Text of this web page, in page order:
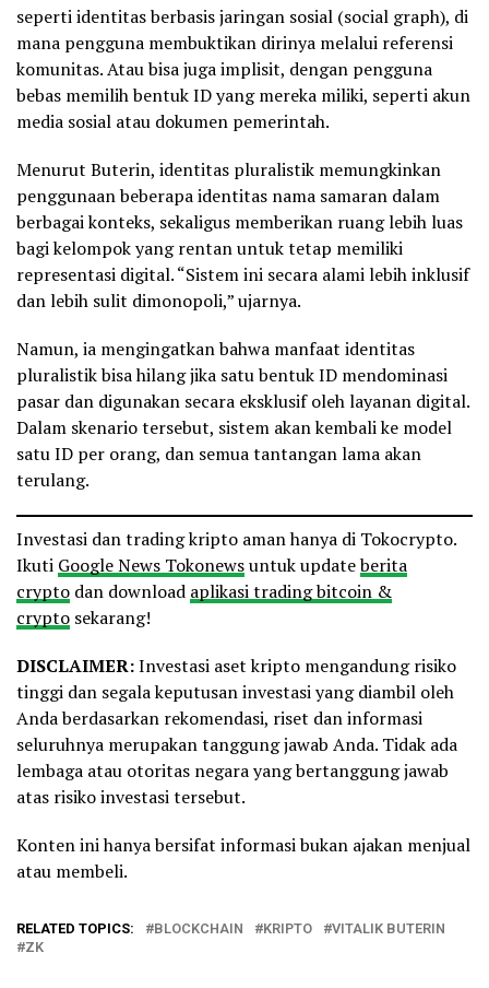
seperti identitas berbasis jaringan sosial (social graph), di
mana pengguna membuktikan dirinya melalui referensi
komunitas. Atau bisa juga implisit, dengan pengguna
bebas memilih bentuk ID yang mereka miliki, seperti akun
media sosial atau dokumen pemerintah.
Menurut Buterin, identitas pluralistik memungkinkan
penggunaan beberapa identitas nama samaran dalam
berbagai konteks, sekaligus memberikan ruang lebih luas
bagi kelompok yang rentan untuk tetap memiliki
representasi digital. “Sistem ini secara alami lebih inklusif
dan lebih sulit dimonopoli,” ujarnya.
Namun, ia mengingatkan bahwa manfaat identitas
pluralistik bisa hilang jika satu bentuk ID mendominasi
pasar dan digunakan secara eksklusif oleh layanan digital.
Dalam skenario tersebut, sistem akan kembali ke model
satu ID per orang, dan semua tantangan lama akan
terulang.
Investasi dan trading kripto aman hanya di Tokocrypto.
Ikuti Google News Tokonewsuntuk updateberita
crypto dan download aplikasi trading bitcoin &
crypto sekarang!
DISCLAIMER:Investasi aset kripto mengandung risiko
tinggi dan segala keputusan investasi yang diambil oleh
Anda berdasarkan rekomendasi, riset dan informasi
seluruhnya merupakan tanggung jawab Anda. Tidak ada
lembaga atau otoritas negara yang bertanggung jawab
atas risiko investasi tersebut.
Konten ini hanya bersifat informasi bukan ajakan menjual
atau membeli.
RELATED TOPICS: BLOCKCHAIN KRIPTO
VITALIK BUTERIN
ZK